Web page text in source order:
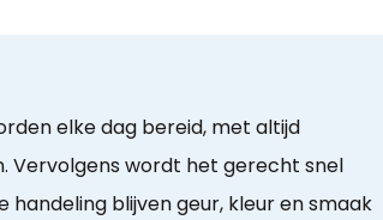
elke dag bereid, met altijd
Vervolgens wordt het gerecht snel
handeling blijven geur, kleur en smaak